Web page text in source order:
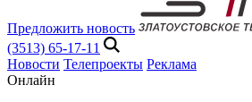
Предложить новость
(3513) 65-17-11
Новости Телепроекты Реклама
Онлайн